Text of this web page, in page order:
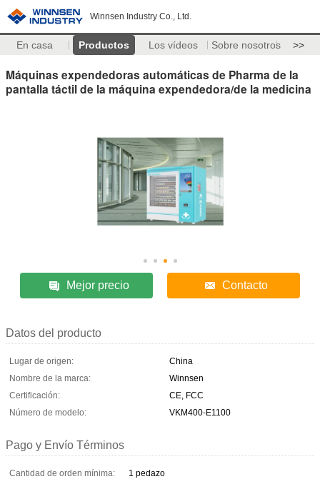
Winnsen Industry Co., Ltd.
En casa Productos Los vídeos Sobre nosotros >>
Máquinas expendedoras automáticas de Pharma de la
pantalla táctil de la máquina expendedora/de la medicina
Mejor precio Contacto
Datos del producto
Lugar de origen:
China
Nombre de la marca:
Winnsen
Certificación:
CE, FCC
Número de modelo:
VKM400-E1100
Pago y Envío Términos
Cantidad de orden mínima:
1 pedazo